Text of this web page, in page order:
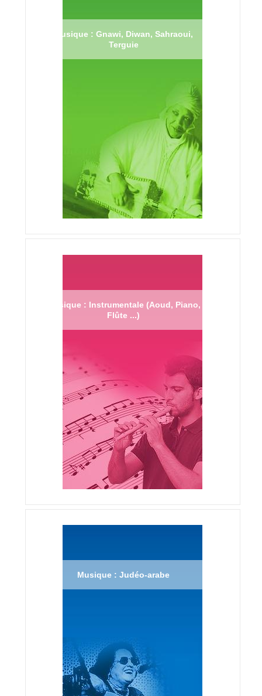
Musique : Gnawi, Diwan, Sahraoui,
Terguie
Musique : Instrumentale (Aoud, Piano,
Flûte ...)
Musique : Judéo-arabe